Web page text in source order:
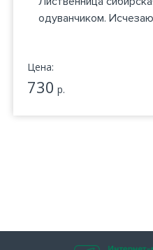
одуванчиком.
Цена:
730 р.